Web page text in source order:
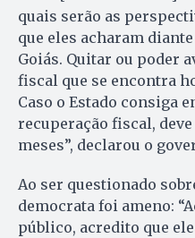
quais serão as
que eles acharam
Goiás. Quitar ou poder
fiscal que se encontra
Caso o Estado consiga
recuperação fiscal,
meses”, declarou o
Ao ser questionado
democrata foi ameno:
público, acredito que